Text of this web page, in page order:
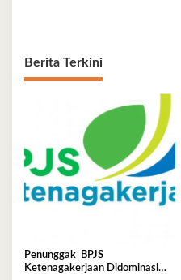
Berita Terkini
Penunggak BPJS
Ketenagakerjaan Didominasi